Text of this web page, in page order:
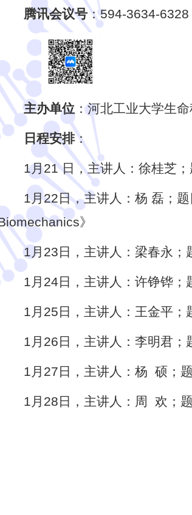
腾讯会议号：594-3634-6328
主办单位 ：河北工业大学生
日程安排：
1月21 日，主讲人：徐桂芝
1月22日，主讲人：杨 磊；
》
1月23日，主讲人：梁春永；
1月24日，主讲人：许铮铧；
1月25日，主讲人：王金平；
1月26日，主讲人：李明君；
1月27日，主讲人：杨 硕；
1月28日，主讲人：周 欢；